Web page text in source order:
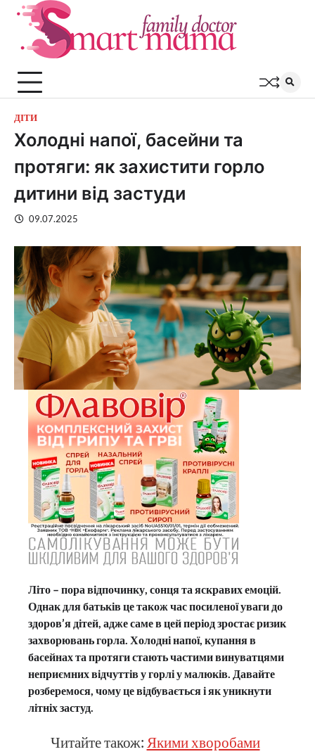
Перейти
ДІТИ
Холодні напої, басейни та
протяги: як захистити горло
дитини від застуди
09.07.2025
Літо – пора відпочинку, сонця та яскравих емоцій.
Однак для батьків це також час посиленої уваги до
здоров’я дітей, адже саме в цей період зростає ризик
захворювань горла. Холодні напої, купання в
басейнах та протяги стають частими винуватцями
неприємних відчуттів у горлі у малюків. Давайте
розберемося, чому це відбувається і як уникнути
літніх застуд.
Читайте також: Якими хворобами